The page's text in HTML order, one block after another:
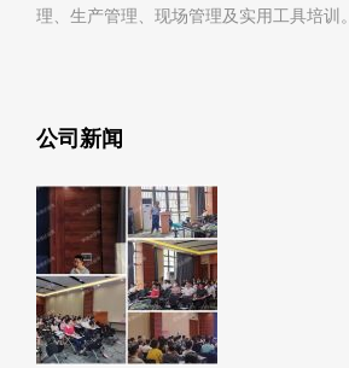
理、生产管理、现场管理及实用工具培训。
公司新闻